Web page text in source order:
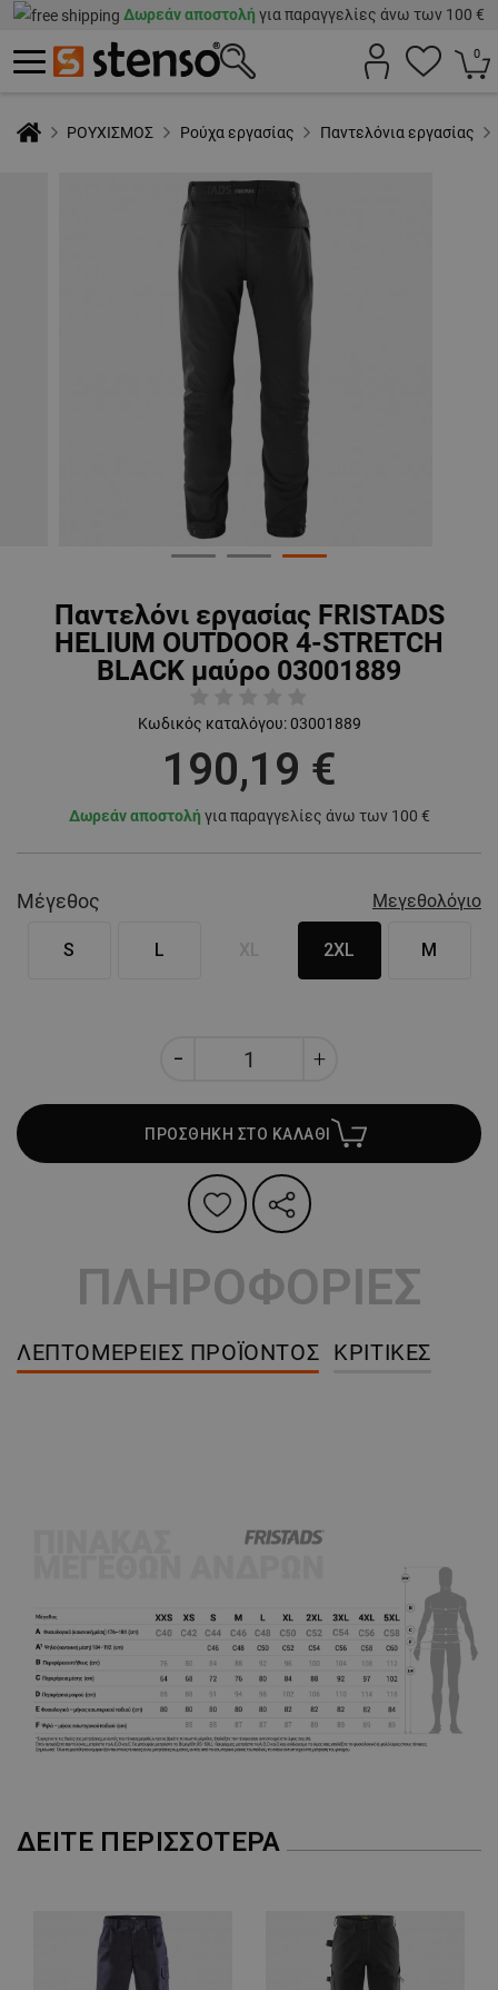
Δωρεάν αποστολή για παραγγελίες άνω των 100 €
0
ΡΟΥΧΙΣΜΟΣ Ρούχα εργασίας Παντελόνια εργασίας
Παντελόνι εργασίας FRISTADS
HELIUM OUTDOOR 4-STRETCH
BLACK μαύρο 03001889
Κωδικός καταλόγου: 03001889
190,19 €
Δωρεάν αποστολή για παραγγελίες άνω των 100 €
Μέγεθος Μεγεθολόγιο
S L 2XL M
ΠΡΟΣΘΗΚΗ ΣΤΟ ΚΑΛΑΘΙ
ΠΛΗΡΟΦΟΡΙΕΣ
ΛΕΠΤΟΜΈΡΕΙΕΣ ΠΡΟΪΌΝΤΟΣ ΚΡΙΤΙΚΈΣ
ΔΕΊΤΕ ΠΕΡΙΣΣΌΤΕΡΑ